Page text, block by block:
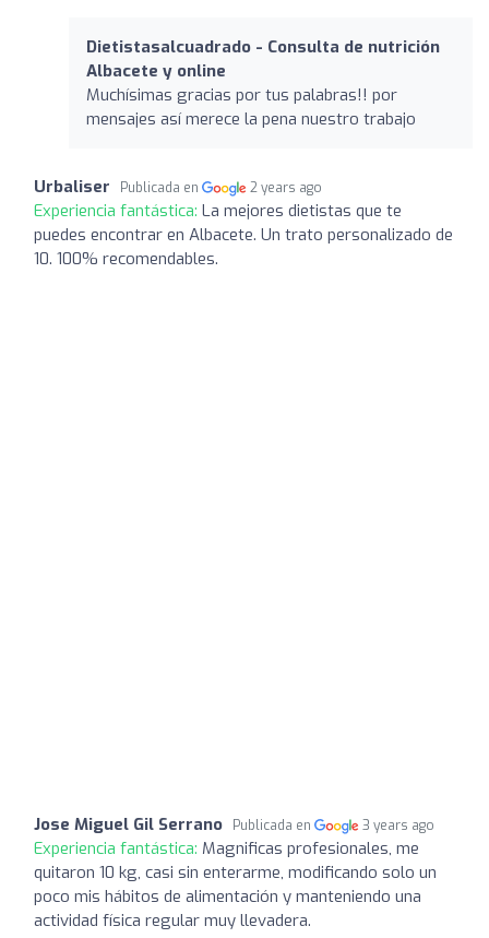
Dietistasalcuadrado - Consulta de nutrición
Albacete y online
Muchísimas gracias por tus palabras!! por
mensajes así merece la pena nuestro trabajo
Urbaliser Publicada en 2 years ago
Experiencia fantástica: La mejores dietistas que te
puedes encontrar en Albacete. Un trato personalizado de
10. 100% recomendables.
Jose Miguel Gil Serrano Publicada en 3 years ago
Experiencia fantástica: Magnificas profesionales, me
quitaron 10 kg, casi sin enterarme, modificando solo un
poco mis hábitos de alimentación y manteniendo una
actividad física regular muy llevadera.